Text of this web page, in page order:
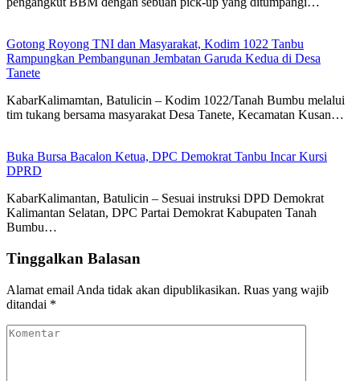
Gotong Royong TNI dan Masyarakat, Kodim 1022 Tanbu
Rampungkan Pembangunan Jembatan Garuda Kedua di Desa
Tanete
KabarKalimamtan, Batulicin – Kodim 1022/Tanah Bumbu melalui
tim tukang bersama masyarakat Desa Tanete, Kecamatan Kusan…
Buka Bursa Bacalon Ketua, DPC Demokrat Tanbu Incar Kursi
DPRD
KabarKalimantan, Batulicin – Sesuai instruksi DPD Demokrat
Kalimantan Selatan, DPC Partai Demokrat Kabupaten Tanah
Bumbu…
Tinggalkan Balasan
Alamat email Anda tidak akan dipublikasikan. Ruas yang wajib
ditandai *